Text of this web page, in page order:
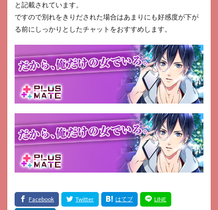
と記載されています。
ですので別れをきりだされた場合はあまりにも好感度が下が
る前にしっかりとしたチャットをおすすめします。